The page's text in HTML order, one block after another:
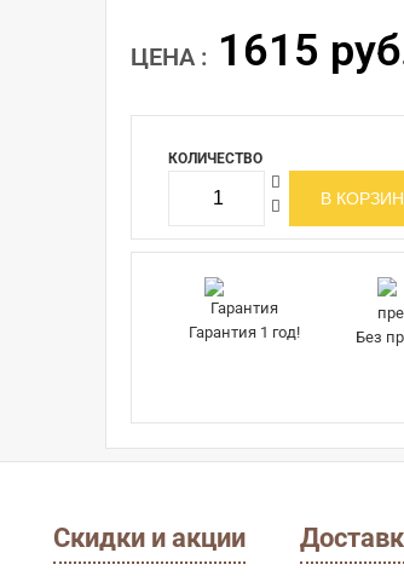
ЦЕНА : 1615
КОЛИЧЕСТВО
Гарантия 1 год! Без
Скидки и акции